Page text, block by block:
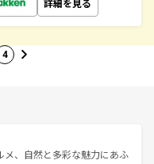
4
メ、自然と多彩な魅力にあふ